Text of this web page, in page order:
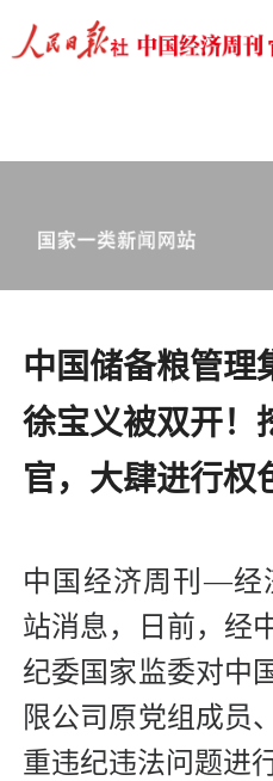
中国储备粮管理
徐宝义被双开！
官，大肆进行权
中国经济周刊—经
站消息，日前，经
纪委国家监委对中
限公司原党组成员
重违纪违法问题进